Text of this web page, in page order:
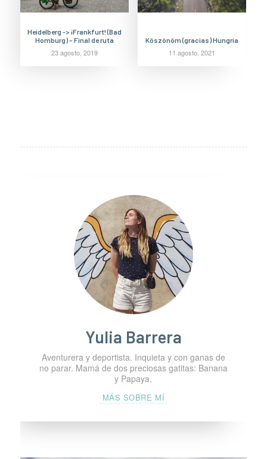
Heidelberg -> ¡Frankfurt! (Bad
Homburg) – Final de ruta
23 agosto, 2019
Köszönöm (gracias) Hungría
11 agosto, 2021
Yulia Barrera
Aventurera y deportista. Inquieta y con ganas de
no parar. Mamá de dos preciosas gatitas: Banana
y Papaya.
MÁS SOBRE MÍ